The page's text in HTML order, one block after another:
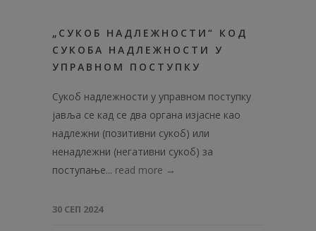
„СУКОБ НАДЛЕЖНОСТИ“ КОД
СУКОБА НАДЛЕЖНОСТИ У
УПРАВНОМ ПОСТУПКУ
Сукоб надлежности у управном поступку
јавља се кад се два органа изјасне као
надлежни (позитивни сукоб) или
ненадлежни (негативни сукоб) за
поступање... read more →
30 СЕП 2024